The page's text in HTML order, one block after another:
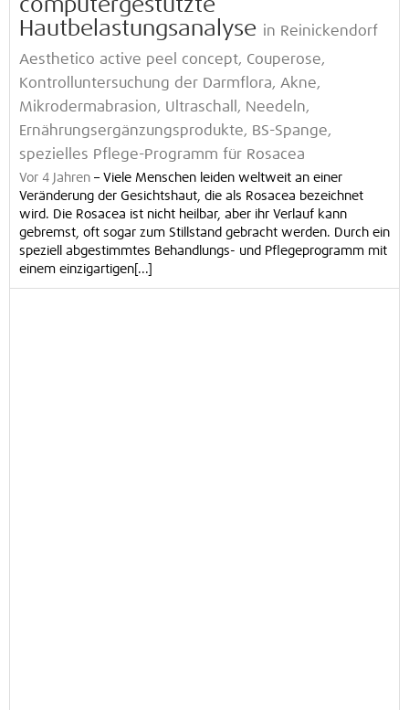
computergestützte
Hautbelastungsanalyse in Reinickendorf
Aesthetico active peel concept, Couperose,
Kontrolluntersuchung der Darmflora, Akne,
Mikrodermabrasion, Ultraschall, Needeln,
Ernährungsergänzungsprodukte, BS-Spange,
spezielles Pflege-Programm für Rosacea
Vor 4 Jahren – Viele Menschen leiden weltweit an einer
Veränderung der Gesichtshaut, die als Rosacea bezeichnet
wird. Die Rosacea ist nicht heilbar, aber ihr Verlauf kann
gebremst, oft sogar zum Stillstand gebracht werden. Durch ein
speziell abgestimmtes Behandlungs- und Pflegeprogramm mit
einem einzigartigen[...]